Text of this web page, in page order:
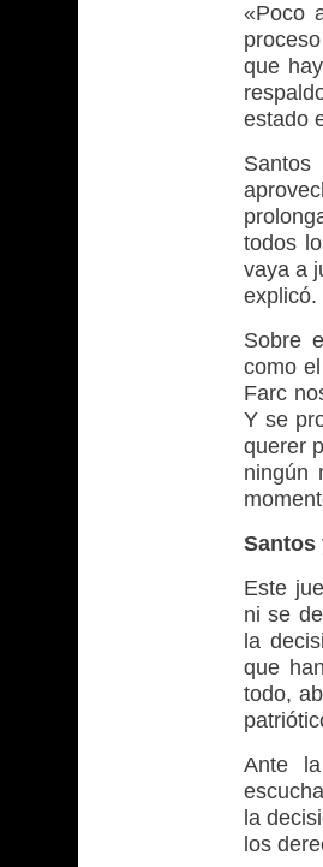
«Poco
que
estado
Santos
todos
vaya a
explicó.
Sobre
como
Farc
Y se
querer
ningún
Santos
Este
ni se
la
que
todo,
Ante
la
los